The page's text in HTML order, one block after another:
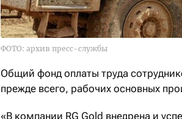
ФОТО: архив пресс-службы
Общий фонд оплаты труда
прежде всего, рабочих основных
«В компании RG Gold внедрена и